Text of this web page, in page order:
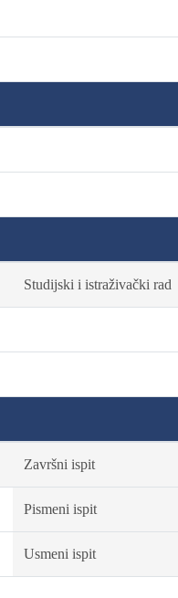
Studijski i istraživački rad
Završni ispit
Pismeni ispit
Usmeni ispit